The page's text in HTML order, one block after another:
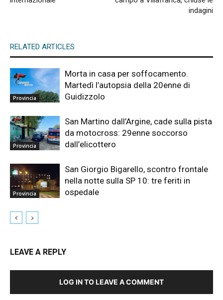
indagini
RELATED ARTICLES
Provincia
Morta in casa per soffocamento.
Martedì l’autopsia della 20enne di
Guidizzolo
Provincia
San Martino dall’Argine, cade sulla pista
da motocross: 29enne soccorso
dall’elicottero
Provincia
San Giorgio Bigarello, scontro frontale
nella notte sulla SP 10: tre feriti in
ospedale
LEAVE A REPLY
LOG IN TO LEAVE A COMMENT